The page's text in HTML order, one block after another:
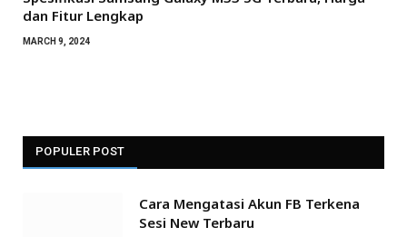
dan Fitur Lengkap
MARCH 9, 2024
POPULER POST
Cara Mengatasi Akun FB Terkena
Sesi New Terbaru